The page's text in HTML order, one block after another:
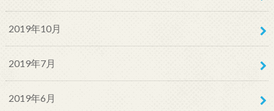
2019年10月
2019年7月
2019年6月